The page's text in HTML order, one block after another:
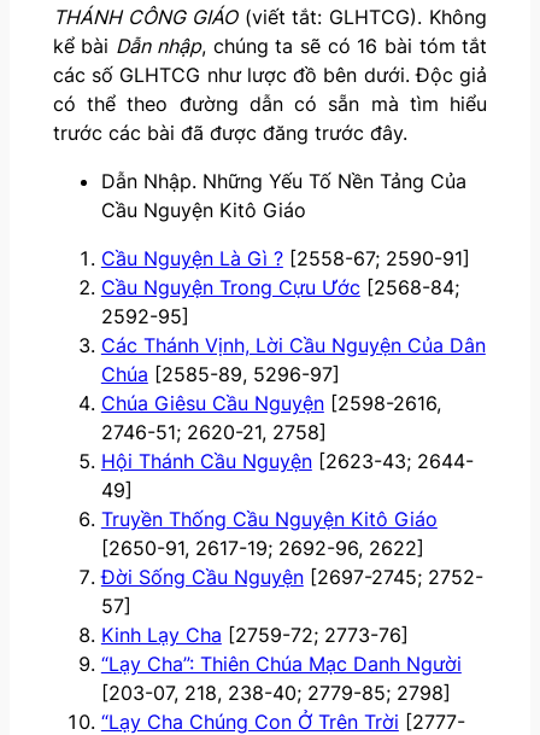
THÁNH CÔNG GIÁO(viết tắt: GLHTCG). Không
kể bài Dẫn nhập, chúng ta sẽ có 16 bài tóm tắt
các số GLHTCG như lược đồ bên dưới. Độc giả
có thể theo đường dẫn có sẵn mà tìm hiểu
trước các bài đã được đăng trước đây.
Dẫn Nhập. Những Yếu Tố Nền Tảng Của
Cầu Nguyện Kitô Giáo
Cầu Nguyện Là Gì ?[2558-67; 2590-91]
Cầu Nguyện Trong Cựu Ước [2568-84;
2592-95]
Các Thánh Vịnh, Lời Cầu Nguyện Của Dân
Chúa [2585-89, 5296-97]
Chúa Giêsu Cầu Nguyện[2598-2616,
2746-51; 2620-21, 2758]
Hội Thánh Cầu Nguyện[2623-43; 2644-
49]
Truyền Thống Cầu Nguyện Kitô Giáo
[2650-91, 2617-19; 2692-96, 2622]
Đời Sống Cầu Nguyện[2697-2745; 2752-
57]
Kinh Lạy Cha [2759-72; 2773-76]
“Lạy Cha”: Thiên Chúa Mạc Danh Người
[203-07, 218, 238-40; 2779-85; 2798]
“Lạy Cha Chúng Con Ở Trên Trời [2777-